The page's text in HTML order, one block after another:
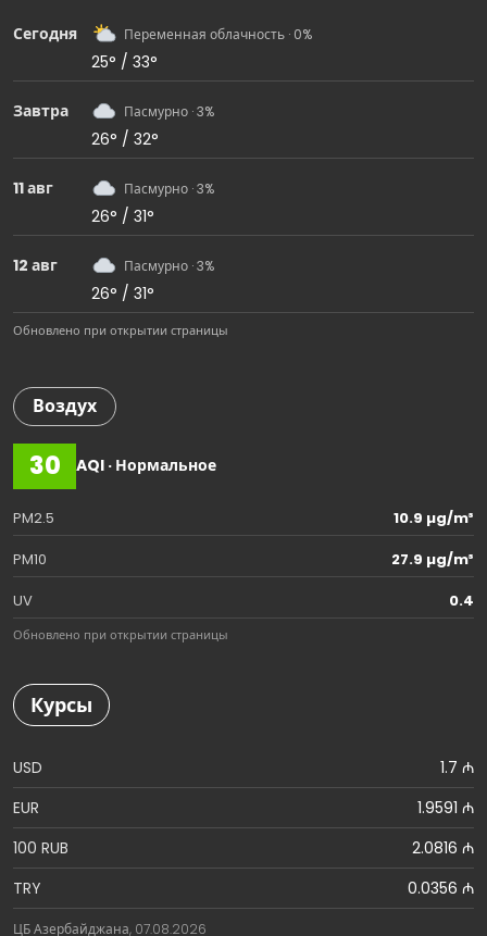
Сегодня Переменная облачность · 0%
25° / 33°
Завтра Пасмурно · 3%
26° / 32°
11 авг Пасмурно · 3%
26° / 31°
12 авг Пасмурно · 3%
26° / 31°
Обновлено при открытии страницы
Воздух
30 AQI · Нормальное
PM2.5
10.9 µg/m³
PM10
27.9 µg/m³
UV
0.4
Обновлено при открытии страницы
Курсы
USD
1.7 ₼
EUR
1.9591 ₼
100 RUB
2.0816 ₼
TRY
0.0356 ₼
ЦБ Азербайджана, 07.08.2026